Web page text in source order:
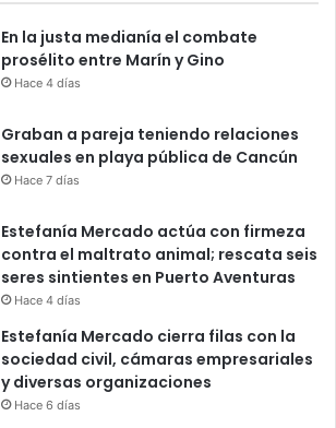
En la justa medianía el combate
prosélito entre Marín y Gino
Hace 4 días
Graban a pareja teniendo relaciones
sexuales en playa pública de Cancún
Hace 7 días
Estefanía Mercado actúa con firmeza
contra el maltrato animal; rescata seis
seres sintientes en Puerto Aventuras
Hace 4 días
Estefanía Mercado cierra filas con la
sociedad civil, cámaras empresariales
y diversas organizaciones
Hace 6 días